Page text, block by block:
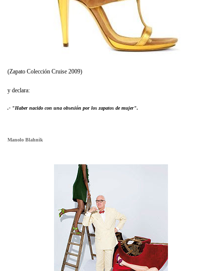
(Zapato Colección Cruise 2009)
y declara:
.- "Haber nacido con una obsesión por los zapatos de mujer".
Manolo Blahnik